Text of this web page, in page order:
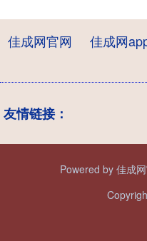
佳成网官网 佳成网
友情链接：
Powered by 佳成